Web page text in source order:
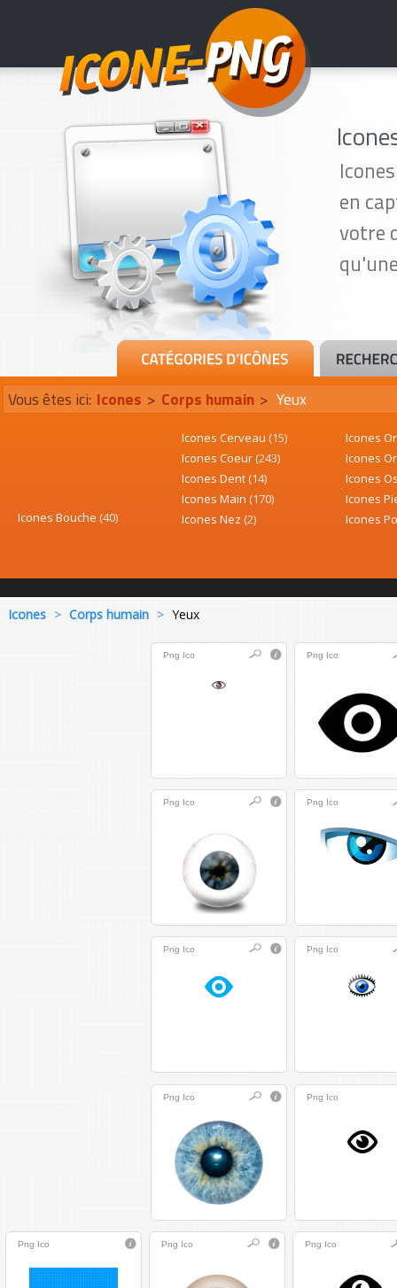
en
votre
Vous êtes ici: Icones > Corps humain > Yeux
Icones Bouche (40)
Icones Cerveau (15)
Icones Coeur(243)
Icones Dent(14)
Icones Main (170)
Icones Nez (2)
Icones
Icones
Icones
Icones
Icones
Icones > Corps humain > Yeux
Png Ico Png Ico
Png Ico Png Ico
Png Ico Png Ico
Png Ico Png Ico
Png Ico Png Ico Png Ico